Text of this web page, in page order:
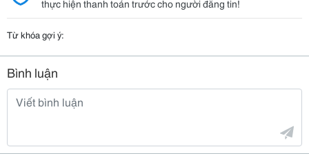
thực hiện thanh toán trước cho người đăng tin!
Từ khóa gợi ý:
Bình luận